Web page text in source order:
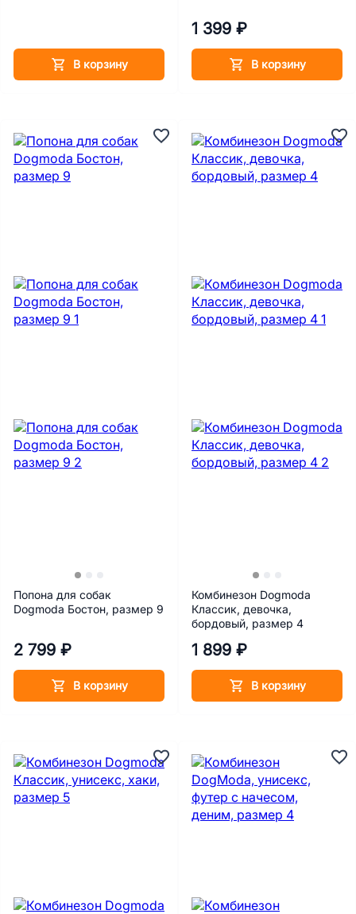
В корзину
1 399 ₽
В корзину
Попона для собак
Dogmoda Бостон, размер 9
2 799 ₽
В корзину
Комбинезон Dogmoda
Классик, девочка,
бордовый, размер 4
1 899 ₽
В корзину